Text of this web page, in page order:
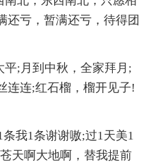
还亏，暂满还亏，待得团
平;月到中秋，全家拜月;
连连;红石榴，榴开见子!
我1条谢谢嗷;过1天美1
天啊大地啊，替我提前